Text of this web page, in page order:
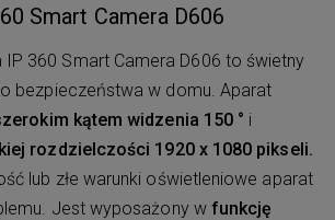
Smart Camera D606
360 Smart Camera D606 to świetny
bezpieczeństwa w domu. Aparat
kątem widzenia 150 ° i
rozdzielczości 1920 x 1080 pikseli.
lub złe warunki oświetleniowe aparat
Jest wyposażony w funkcję